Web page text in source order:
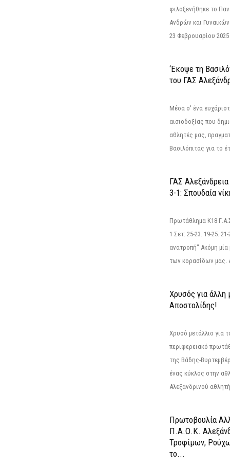
φιλοξενήθηκε το
Ανδρών και
23 Φεβρουαρίου
‘Εκοψε τη
του ΓΑΣ
Μέσα σ' ένα
αισιοδοξίας που
αθλητές μας,
Βασιλόπιτας για το
ΓΑΣ
3-1: Σπουδαία
Πρωτάθλημα Κ18
1 Σετ: 25-23. 19-25.
ανατροπή" Ακόμη μία
των κορασίδων μας.
Χρυσός για άλλη
Αποστολίδης!
Χρυσό μετάλλιο για
περιφερειακό
της Βάδης-
ένας κύκλος στην
Αλεξανδρινού
Πρωτοβουλία
Π.Α.Ο.Κ.
Τροφίμων,
το...